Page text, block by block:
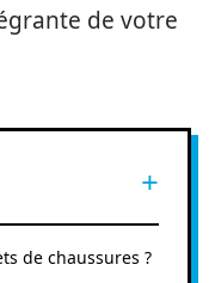
de votre
de chaussures ?